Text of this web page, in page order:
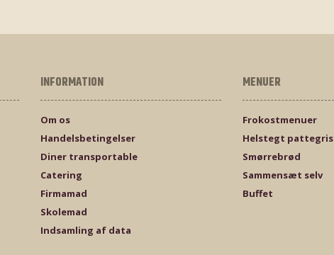
INFORMATION
Om os
Handelsbetingelser
Diner transportable
Catering
Firmamad
Skolemad
Indsamling af data
MENUER
Frokostmenuer
Helstegt pattegris
Smørrebrød
Sammensæt selv
Buffet